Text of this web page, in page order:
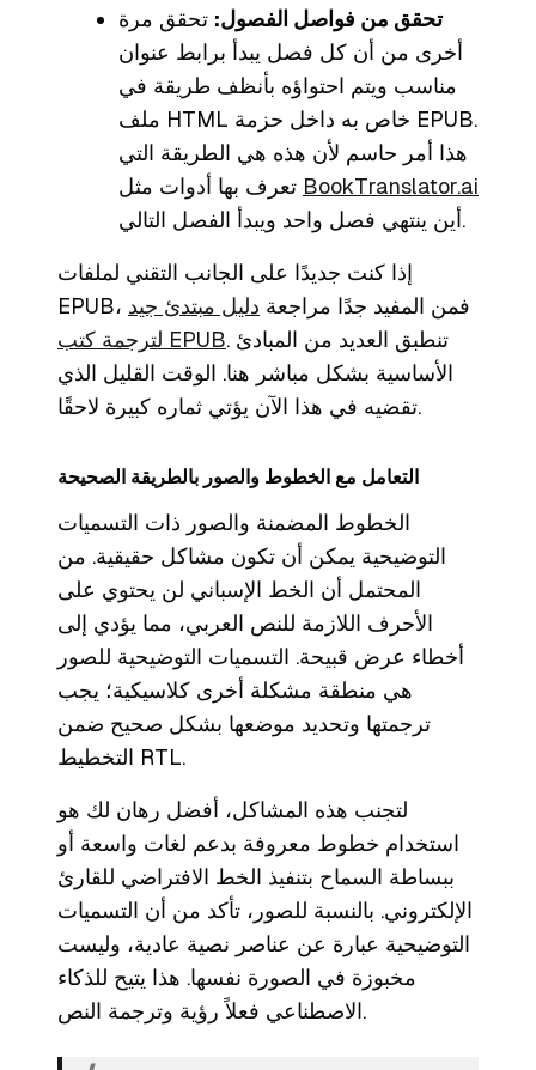
تحقق من فواصل الفصول: تحقق مرة
أخرى من أن كل فصل يبدأ برابط عنوان
مناسب ويتم احتواؤه بأنظف طريقة في
ملف HTML خاص به داخل حزمة EPUB.
هذا أمر حاسم لأن هذه هي الطريقة التي
BookTranslator.ai
أين ينتهي فصل واحد ويبدأ الفصل التالي.
إذا كنت جديدًا على الجانب التقني لملفات
EPUB، فمن المفيد جدًا مراجعة دليل مبتدئ جيد
لترجمة كتب EPUB. تنطبق العديد من المبادئ
الأساسية بشكل مباشر هنا. الوقت القليل الذي
تقضيه في هذا الآن يؤتي ثماره كبيرة لاحقًا.
التعامل مع الخطوط والصور بالطريقة الصحيحة
الخطوط المضمنة والصور ذات التسميات
التوضيحية يمكن أن تكون مشاكل حقيقية. من
المحتمل أن الخط الإسباني لن يحتوي على
الأحرف اللازمة للنص العربي، مما يؤدي إلى
أخطاء عرض قبيحة. التسميات التوضيحية للصور
هي منطقة مشكلة أخرى كلاسيكية؛ يجب
ترجمتها وتحديد موضعها بشكل صحيح ضمن
التخطيط RTL.
لتجنب هذه المشاكل، أفضل رهان لك هو
استخدام خطوط معروفة بدعم لغات واسعة أو
ببساطة السماح بتنفيذ الخط الافتراضي للقارئ
الإلكتروني. بالنسبة للصور، تأكد من أن التسميات
التوضيحية عبارة عن عناصر نصية عادية، وليست
مخبوزة في الصورة نفسها. هذا يتيح للذكاء
الاصطناعي فعلاً رؤية وترجمة النص.